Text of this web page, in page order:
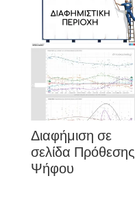
Διαφήμιση σε
σελίδα Πρόθεσης
Ψήφου